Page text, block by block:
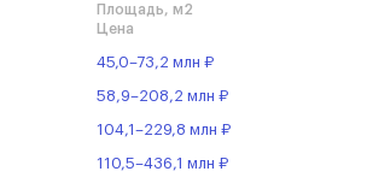
Площадь, м2
Цена
45,0–73,2 млн ₽
58,9–208,2 млн ₽
104,1–229,8 млн ₽
110,5–436,1 млн ₽